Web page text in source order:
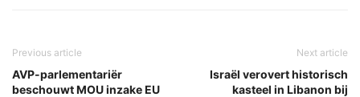
Previous article
AVP-parlementariër
beschouwt MOU inzake EU
Next article
Israël verovert historisch
kasteel in Libanon bij